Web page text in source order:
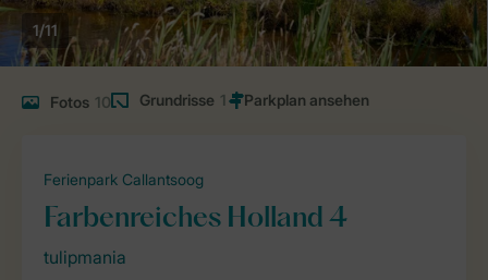
1/11
Fotos 10 Grundrisse 1
Ferienpark Callantsoog
Farbenreiches Holland 4
tulipmania